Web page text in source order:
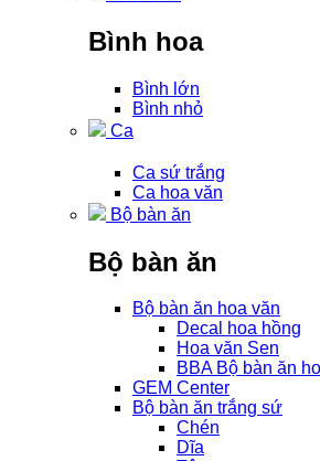
Bình hoa
Bình lớn
Bình nhỏ
Ca
Ca sứ trắng
Ca hoa văn
Bộ bàn ăn
Bộ bàn ăn
Bộ bàn ăn hoa văn
Decal hoa hồng
Hoa văn Sen
BBA Bộ bàn ăn
GEM Center
Bộ bàn ăn trắng sứ
Chén
Dĩa